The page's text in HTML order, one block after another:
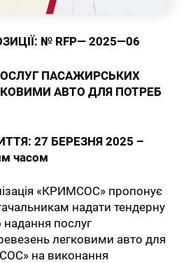
№ RFP— 2025—06
ПАСАЖИРСЬКИХ
АВТО ДЛЯ ПОТРЕБ
27 БЕРЕЗНЯ2025 –
часом
«КРИМСОС» пропонує
надати тендерну
послуг
легковими авто для
на виконання